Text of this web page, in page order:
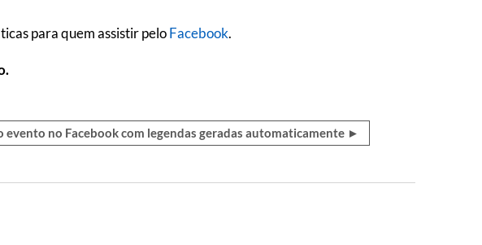
para quem assistir peloFacebook.
evento no Facebook com legendas geradas automaticamente ►